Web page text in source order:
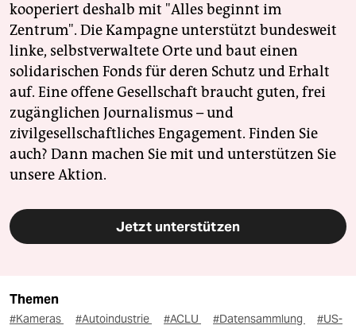
kooperiert deshalb mit "Alles beginnt im
Zentrum". Die Kampagne unterstützt bundesweit
linke, selbstverwaltete Orte und baut einen
solidarischen Fonds für deren Schutz und Erhalt
auf. Eine offene Gesellschaft braucht guten, frei
zugänglichen Journalismus – und
zivilgesellschaftliches Engagement. Finden Sie
auch? Dann machen Sie mit und unterstützen Sie
unsere Aktion.
Jetzt unterstützen
Themen
#Kameras #Autoindustrie #ACLU #Datensammlung
#US-